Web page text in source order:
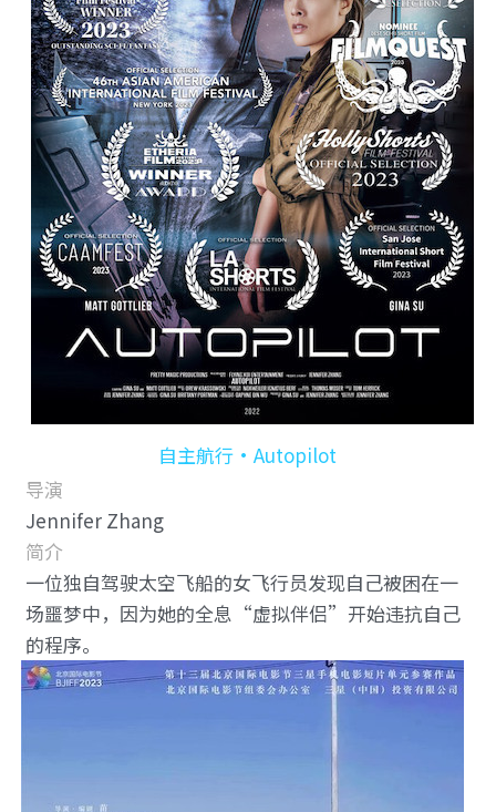
自主航行•Autopilot
导演
Jennifer Zhang
简介
一位独自驾驶太空飞船的女飞行员发现自己被困在一
场噩梦中，因为她的全息“虚拟伴侣”开始违抗自己
的程序。